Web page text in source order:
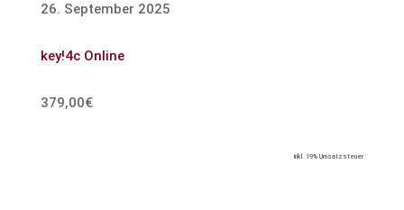
26. September 2025
key!4c Online
379,00€
inkl. 19% Umsatzsteuer